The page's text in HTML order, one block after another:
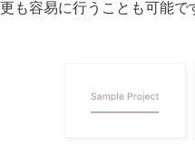
も容易に行うことも可能で